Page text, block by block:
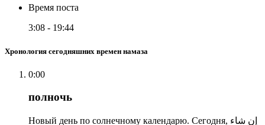
Время поста
3:08 - 19:44
Хронология сегодняшних времен намаза
0:00
полночь
Новый день по солнечному календарю. Сегодня, إن شاء